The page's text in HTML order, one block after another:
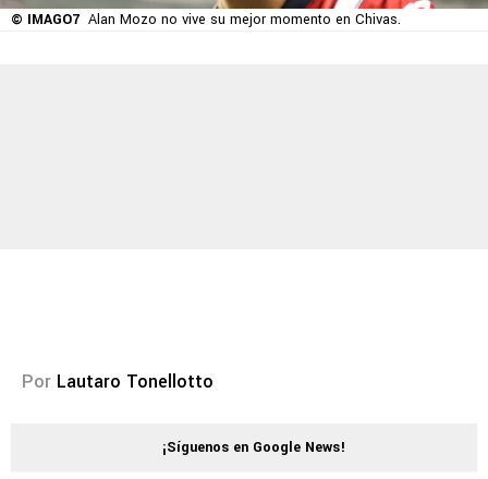
© IMAGO7 Alan Mozo no vive su mejor momento en Chivas.
Por Lautaro Tonellotto
¡Síguenos en Google News!